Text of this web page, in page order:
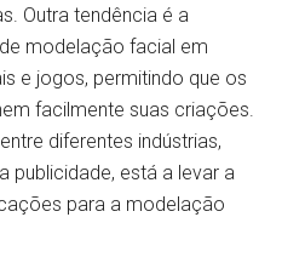
Outra tendência é a
modelação facial em
e jogos, permitindo que os
facilmente suas criações.
diferentes indústrias,
publicidade, está a levar a
para a modelação